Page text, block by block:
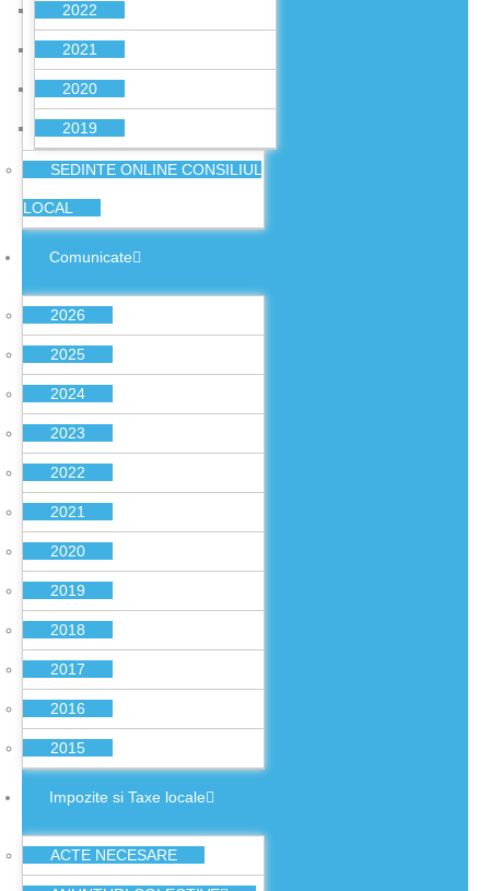
2022
2021
2020
2019
SEDINTE ONLINE CONSILIUL
LOCAL
Comunicate
2026
2025
2024
2023
2022
2021
2020
2019
2018
2017
2016
2015
Impozite si Taxe locale
ACTE NECESARE